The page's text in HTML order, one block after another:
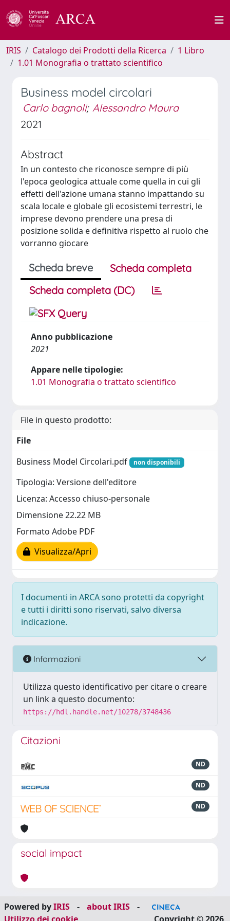
IRIS Catalogo dei Prodotti della Ricerca
1 Libro
1.01 Monografia o trattato scientifico
Business model circolari
Carlo bagnoli; Alessandro Maura
2021
Abstract
In un contesto che riconosce sempre di più
l'epoca geologica attuale come quella in cui gli
effetti dell'azione umana stanno impattando su
scala locale e globale gli ecosistemi terrestri, le
imprese devono prendere una presa di
posizione solida e definitiva rispetto al ruolo che
vorranno giocare
Scheda breve
Scheda completa
Scheda completa (DC)
Anno pubblicazione
2021
Appare nelle tipologie:
1.01 Monografia o trattato scientifico
File in questo prodotto:
File
Business Model Circolari.pdf
non disponibili
Tipologia: Versione dell'editore
Licenza: Accesso chiuso-personale
Dimensione 22.22 MB
Formato Adobe PDF
Visualizza/Apri
I documenti in ARCA sono protetti da copyright
e tutti i diritti sono riservati, salvo diversa
indicazione.
Informazioni
Utilizza questo identificativo per citare o creare
un link a questo documento:
https://hdl.handle.net/10278/3748436
Citazioni
ND
ND
ND
social impact
Powered byIRIS - about IRIS
-